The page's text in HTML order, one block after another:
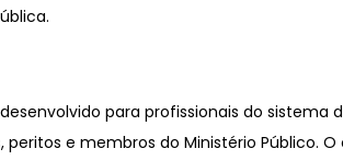
para profissionais do sistema
peritos e membros do Ministério Público.